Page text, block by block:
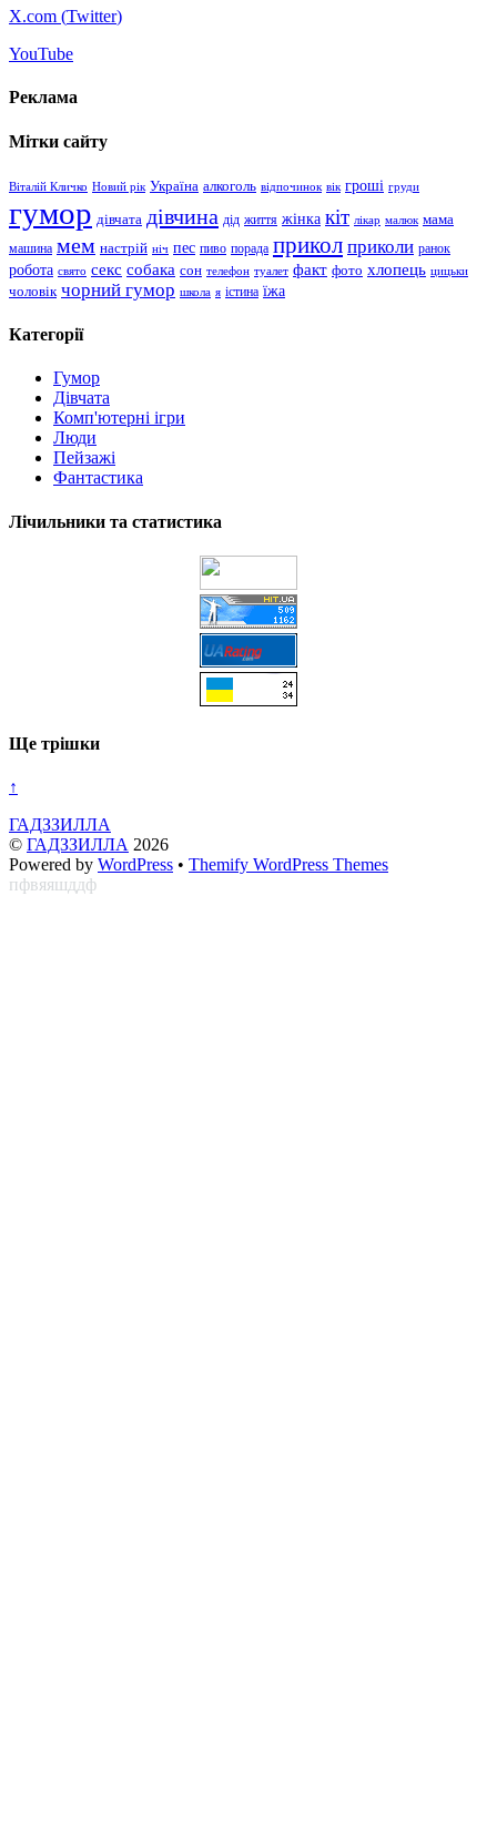
X.com (Twitter)
YouTube
Реклама
Мітки сайту
Віталій Кличко Новий рік Україна алкоголь відпочинок вік гроші груди
гумор дівчата дівчина дід життя жінка кіт лікар малюк мама
машина мем настрій ніч пес пиво порада прикол приколи ранок
робота свято секс собака сон телефон туалет факт фото хлопець цицьки
чоловік чорний гумор школа я істина їжа
Категорії
Гумор
Дівчата
Комп'ютерні ігри
Люди
Пейзажі
Фантастика
Лічильники та статистика
Ще трішки
↑
ГАДЗЗИЛЛА
© ГАДЗЗИЛЛА 2026
Powered by WordPress • Themify WordPress Themes
пфвяяшддф